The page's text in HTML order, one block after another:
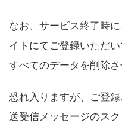
なお、サービス終了時
イトにてご登録いただい
すべてのデータを削除さ
恐れ入りますが、ご登録
送受信メッセージのス